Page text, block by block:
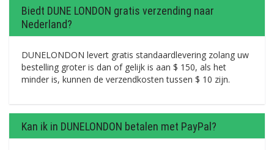
Biedt DUNE LONDON gratis verzending naar
Nederland?
DUNELONDON levert gratis standaardlevering zolang uw
bestelling groter is dan of gelijk is aan $ 150, als het
minder is, kunnen de verzendkosten tussen $ 10 zijn.
Kan ik in DUNELONDON betalen met PayPal?